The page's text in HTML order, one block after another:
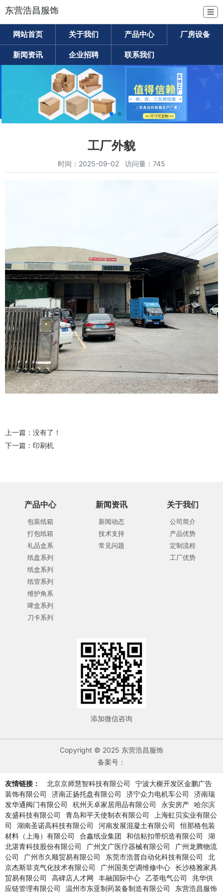
东营浩昌服饰 ☰
网站首页 关于我们 产品中心 厂房设备
新闻资讯 企业招聘 联系我们
工厂外貌
时间：2025-09-02 访问量：745
上一篇：没有了！
下一篇： 印刷机
产品中心
包装纸箱
打包纸箱
礼品盒系
纸盘系列
纸盒系列
纸管系列
维护角系
啤盒系列
刀卡系列
新闻资讯
新闻动态
技术支持
常见问题
关于我们
公司简介
产品优势
定制流程
工厂优势
添加微信咨询
Copyright © 2025 东营浩昌服饰
备案号：
友情链接： 北京京师慧智科技有限公司
宁波大榭开发区金鹏广告
装饰有限公司
济南正扬托盘有限公司 济宁众力电机车公司
济南瑞
发华通阀门有限公司
杭州天卓家居用品有限公司 永安房产 哈尔滨
友盛科技有限公司
青岛和平天使制衣有限公司
上海虹贝实业有限公
司
湖南圣诺高科技有限公司 河南发展混凝土有限公司
恒那格包装
材料（上海）有限公司
合鑫纸业集团 和信粘扣带织造有限公司
湖
北湛青科技股份有限公司
广州文广医疗器械有限公司
广州龙腾物流
公司
广州市久顺贸易有限公司 东莞市浩普自动化科技有限公司
北
京杰斯菲克气化技术有限公司
广州国美空调维修中心 长沙格雅家具
贸易有限公司
高碑店人才网 丰融国际中心 乙荃电气公司
兆华供
应链管理有限公司
温州市东亚制药装备制造有限公司
东营浩昌服饰